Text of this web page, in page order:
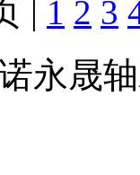
| 1 2 3
永晟